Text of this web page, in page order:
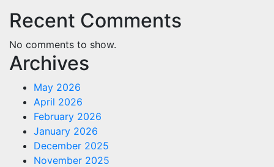
Recent Comments
No comments to show.
Archives
May 2026
April 2026
February 2026
January 2026
December 2025
November 2025